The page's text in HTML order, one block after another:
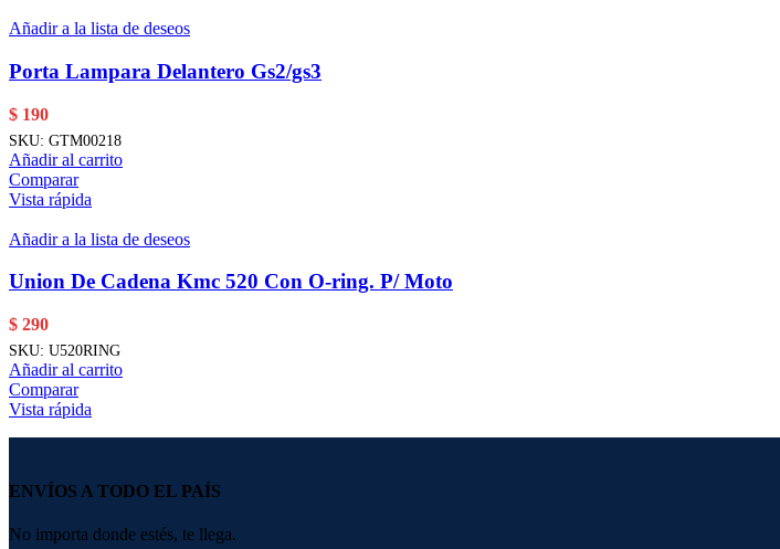
Añadir a la lista de deseos
Porta Lampara Delantero Gs2/gs3
$ 190
SKU: GTM00218
Añadir al carrito
Comparar
Vista rápida
Añadir a la lista de deseos
Union De Cadena Kmc 520 Con O-ring. P/ Moto
$ 290
SKU: U520RING
Añadir al carrito
Comparar
Vista rápida
ENVÍOS A TODO EL PAÍS
No importa donde estés, te llega.